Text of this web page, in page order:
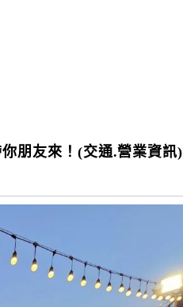
朋友來！(交通.營業資訊)